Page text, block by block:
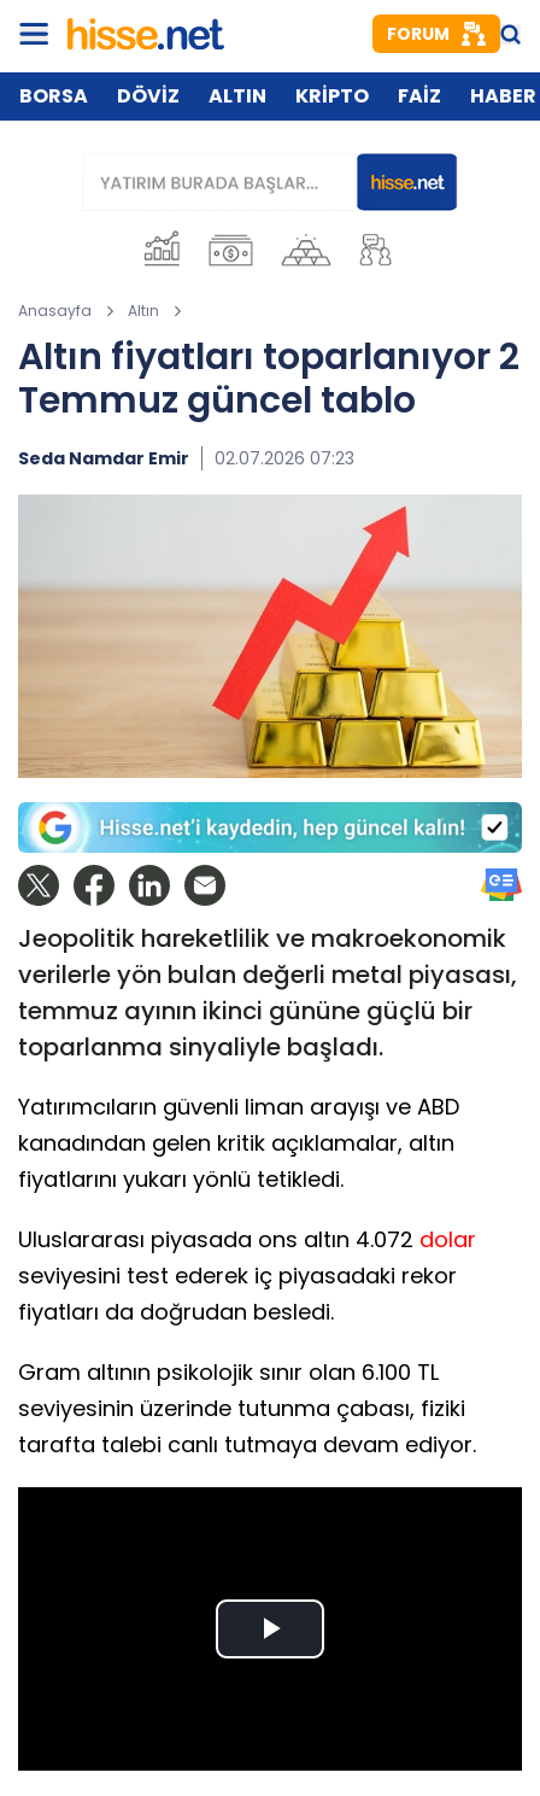
FORUM
BORSA DÖVİZ ALTIN KRİPTO FAİZ HABER
Anasayfa Altın
Altın fiyatları toparlanıyor 2
Temmuz güncel tablo
Seda Namdar Emir 02.07.2026 07:23
Jeopolitik hareketlilik ve makroekonomik
verilerle yön bulan değerli metal piyasası,
temmuz ayının ikinci gününe güçlü bir
toparlanma sinyaliyle başladı.
Yatırımcıların güvenli liman arayışı ve ABD
kanadından gelen kritik açıklamalar, altın
fiyatlarını yukarı yönlü tetikledi.
Uluslararası piyasada ons altın 4.072 dolar
seviyesini test ederek iç piyasadaki rekor
fiyatları da doğrudan besledi.
Gram altının psikolojik sınır olan 6.100 TL
seviyesinin üzerinde tutunma çabası, fiziki
tarafta talebi canlı tutmaya devam ediyor.
Play